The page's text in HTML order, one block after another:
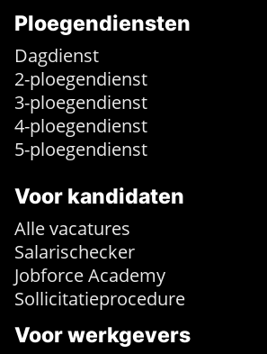
Ploegendiensten
Dagdienst
2-ploegendienst
3-ploegendienst
4-ploegendienst
5-ploegendienst
Voor kandidaten
Alle vacatures
Salarischecker
Jobforce Academy
Sollicitatieprocedure
Voor werkgevers